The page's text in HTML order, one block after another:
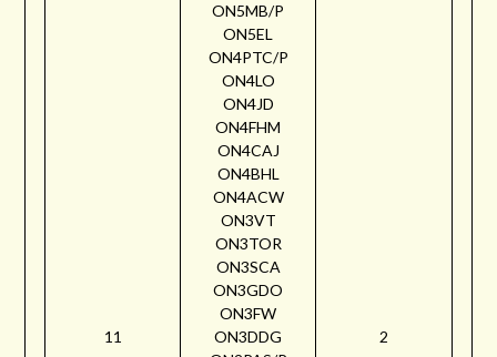
11
ON5MB/P
ON5EL
ON4PTC/P
ON4LO
ON4JD
ON4FHM
ON4CAJ
ON4BHL
ON4ACW
ON3VT
ON3TOR
ON3SCA
ON3GDO
ON3FW
ON3DDG
2